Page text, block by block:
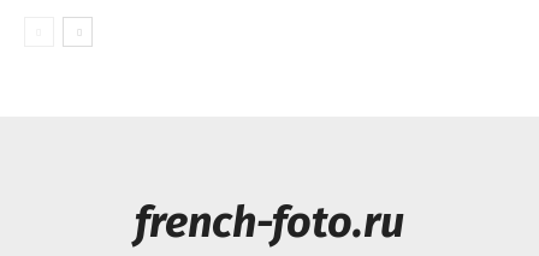
french-foto.ru